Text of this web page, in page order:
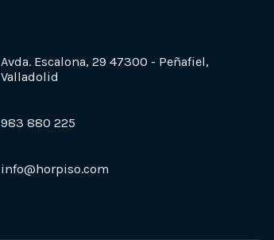
Avda. Escalona, 29 47300 - Peñafiel,
Valladolid
983 880 225
info@horpiso.com